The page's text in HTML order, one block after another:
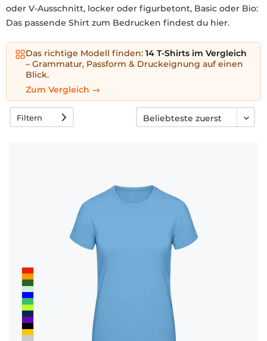
30 Tage
Umtauschrecht
Rückgaberecht
Häufige
oder V-Ausschnitt, locker oder figurbetont, Basic oder Bio:
Das passende Shirt zum Bedrucken findest du hier.
Das richtige Modell finden: 14 T-Shirts im Vergleich
– Grammatur, Passform & Druckeignung auf einen
Blick.
Zum Vergleich →
Filtern